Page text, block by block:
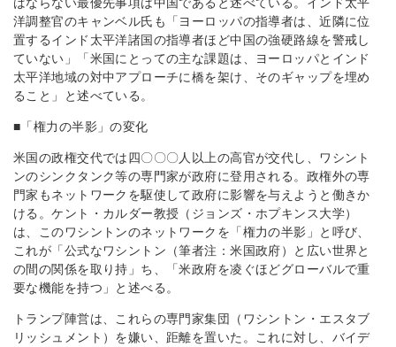
洋調整官のキャンベル氏も「ヨーロッパの指導者は、近隣に位
置するインド太平洋諸国の指導者ほど中国の強硬路線を警戒し
ていない」「米国にとっての主な課題は、ヨーロッパとインド
太平洋地域の対中アプローチに橋を架け、そのギャップを埋め
ること」と述べている。
■「権力の半影」の変化
米国の政権交代では四〇〇〇人以上の高官が交代し、ワシント
ンのシンクタンク等の専門家が政府に登用される。政権外の専
門家もネットワークを駆使して政府に影響を与えようと働きか
ける。ケント・カルダー教授（ジョンズ・ホプキンス大学）
は、このワシントンのネットワークを「権力の半影」と呼び、
これが「公式なワシントン（筆者注：米国政府）と広い世界と
の間の関係を取り持」ち、「米政府を凌ぐほどグローバルで重
要な機能を持つ」と述べる。
トランプ陣営は、これらの専門家集団（ワシントン・エスタブ
リッシュメント）を嫌い、距離を置いた。これに対し、バイデ